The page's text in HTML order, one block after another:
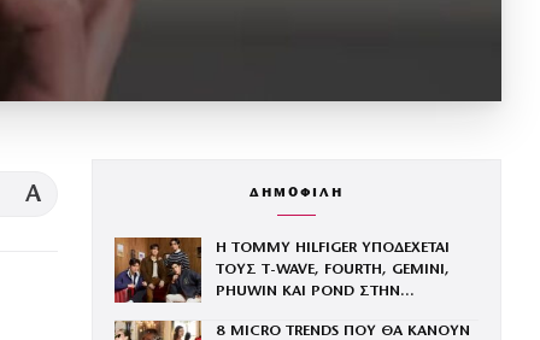
A ΔΗΜΟΦΙΛΗ
Η TOMMY HILFIGER ΥΠΟΔΕΧΕΤΑΙ
ΤΟΥΣ Τ-WAVE, FOURTH, GEMINI,
PHUWIN ΚΑΙ POND ΣΤΗΝ
8 MICRO TRENDS ΠΟΥ ΘΑ ΚΑΝΟΥΝ